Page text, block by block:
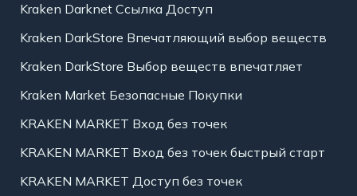
Kraken Darknet Ссылка Доступ
Kraken DarkStore Впечатляющий выбор веществ
Kraken DarkStore Выбор веществ впечатляет
Kraken Market Безопасные Покупки
KRAKEN MARKET Вход без точек
KRAKEN MARKET Вход без точек быстрый старт
KRAKEN MARKET Доступ без точек